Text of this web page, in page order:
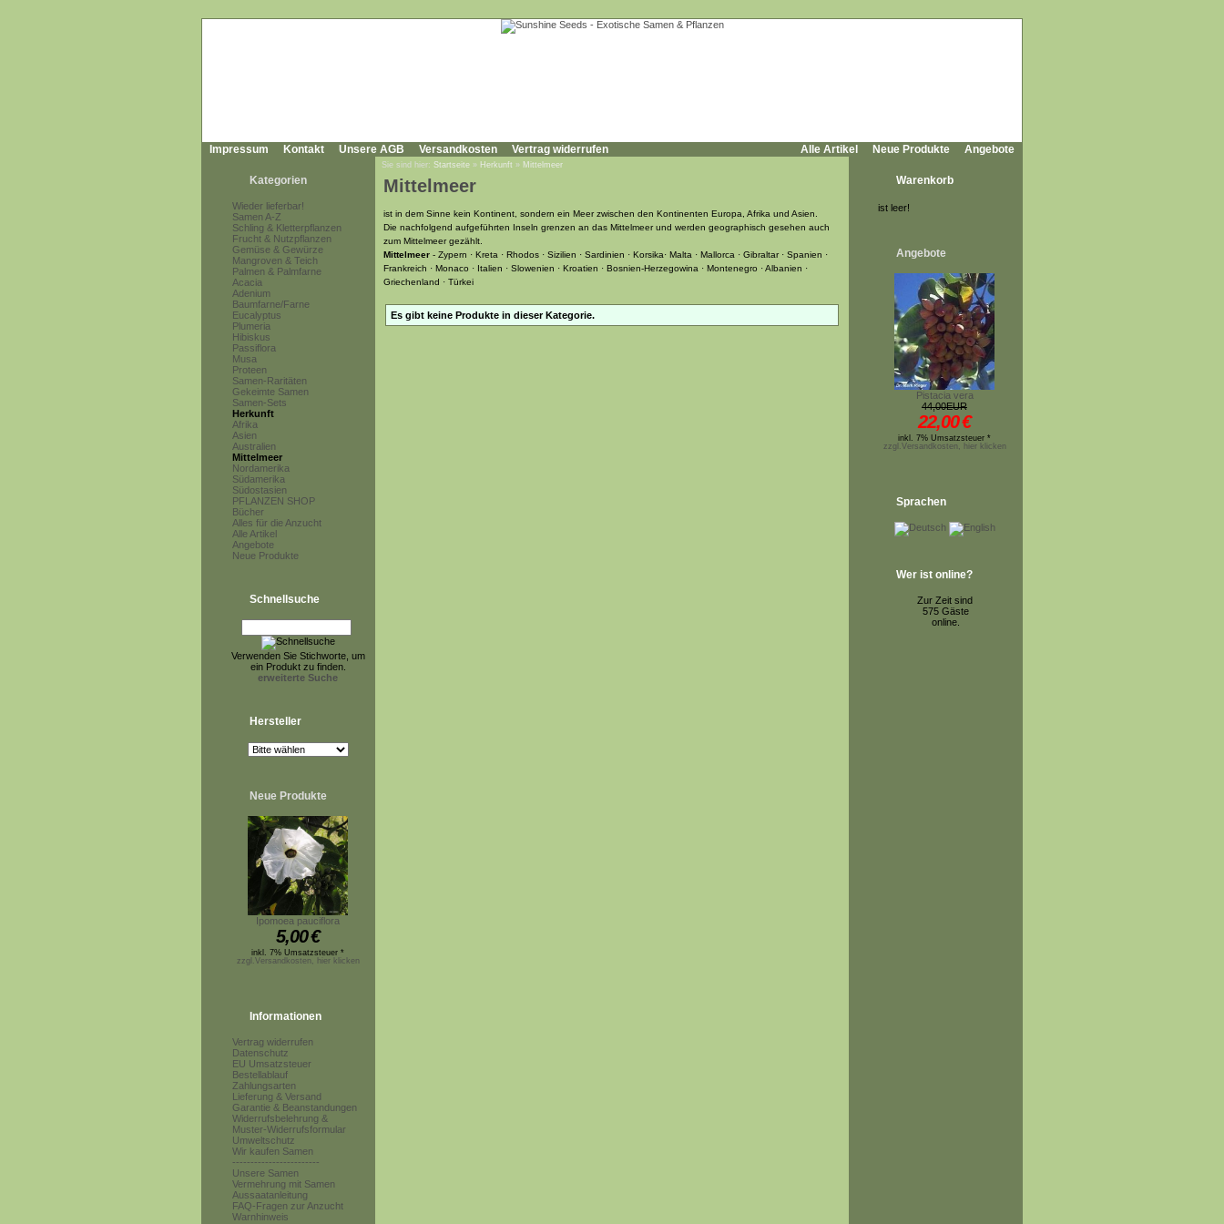
Impressum Kontakt Unsere AGB Versandkosten Vertrag widerrufen Alle Artikel Neue Produkte Angebote
Kategorien
Wieder lieferbar!
Samen A-Z
Schling & Kletterpflanzen
Frucht & Nutzpflanzen
Gemüse & Gewürze
Mangroven & Teich
Palmen & Palmfarne
Acacia
Adenium
Baumfarne/Farne
Eucalyptus
Plumeria
Hibiskus
Passiflora
Musa
Proteen
Samen-Raritäten
Gekeimte Samen
Samen-Sets
Herkunft
Afrika
Asien
Australien
Mittelmeer
Nordamerika
Südamerika
Südostasien
PFLANZEN SHOP
Bücher
Alles für die Anzucht
Alle Artikel
Angebote
Neue Produkte
Schnellsuche
Verwenden Sie Stichworte, um
ein Produkt zu finden.
erweiterte Suche
Hersteller
Neue Produkte
Ipomoea pauciflora
5,00€
inkl. 7% Umsatzsteuer *
zzgl.Versandkosten, hier klicken
Informationen
Vertrag widerrufen
Datenschutz
EU Umsatzsteuer
Bestellablauf
Zahlungsarten
Lieferung & Versand
Garantie & Beanstandungen
Widerrufsbelehrung &
Muster-Widerrufsformular
Umweltschutz
Wir kaufen Samen
------------------------
Unsere Samen
Vermehrung mit Samen
Aussaatanleitung
FAQ-Fragen zur Anzucht
Warnhinweis
Sie sind hier: Startseite » Herkunft » Mittelmeer
Mittelmeer
ist in dem Sinne kein Kontinent, sondern ein Meer zwischen den Kontinenten Europa, Afrika und Asien.
Die nachfolgend aufgeführten Inseln grenzen an das Mittelmeer und werden geographisch gesehen auch
zum Mittelmeer gezählt.
Mittelmeer - Zypern · Kreta · Rhodos · Sizilien · Sardinien · Korsika· Malta · Mallorca · Gibraltar · Spanien ·
Frankreich · Monaco · Italien · Slowenien · Kroatien · Bosnien-Herzegowina · Montenegro · Albanien ·
Griechenland · Türkei
Es gibt keine Produkte in dieser Kategorie.
Warenkorb
ist leer!
Angebote
Pistacia vera
44,00EUR
22,00€
inkl. 7% Umsatzsteuer *
zzgl.Versandkosten, hier klicken
Sprachen
Wer ist online?
Zur Zeit sind
575 Gäste
online.